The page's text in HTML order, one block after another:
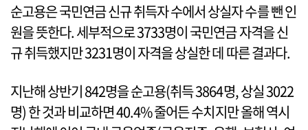
순고용은 국민연금 신규 취득자 수에서 상실자 수를 뺀 인
원을 뜻한다. 세부적으로 3733명이 국민연금 자격을 신
규 취득했지만 3231명이 자격을 상실한 데 따른 결과다.
지난해 상반기 842명을 순고용(취득 3864명, 상실 3022
명) 한 것과 비교하면 40.4% 줄어든 수치지만 올해 역시